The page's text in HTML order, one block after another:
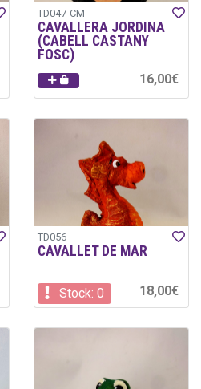
TD047-CM
CAVALLERA JORDINA
(CABELL CASTANY
FOSC)
16,00€
TD056
CAVALLET DE MAR
Stock: 0 18,00€